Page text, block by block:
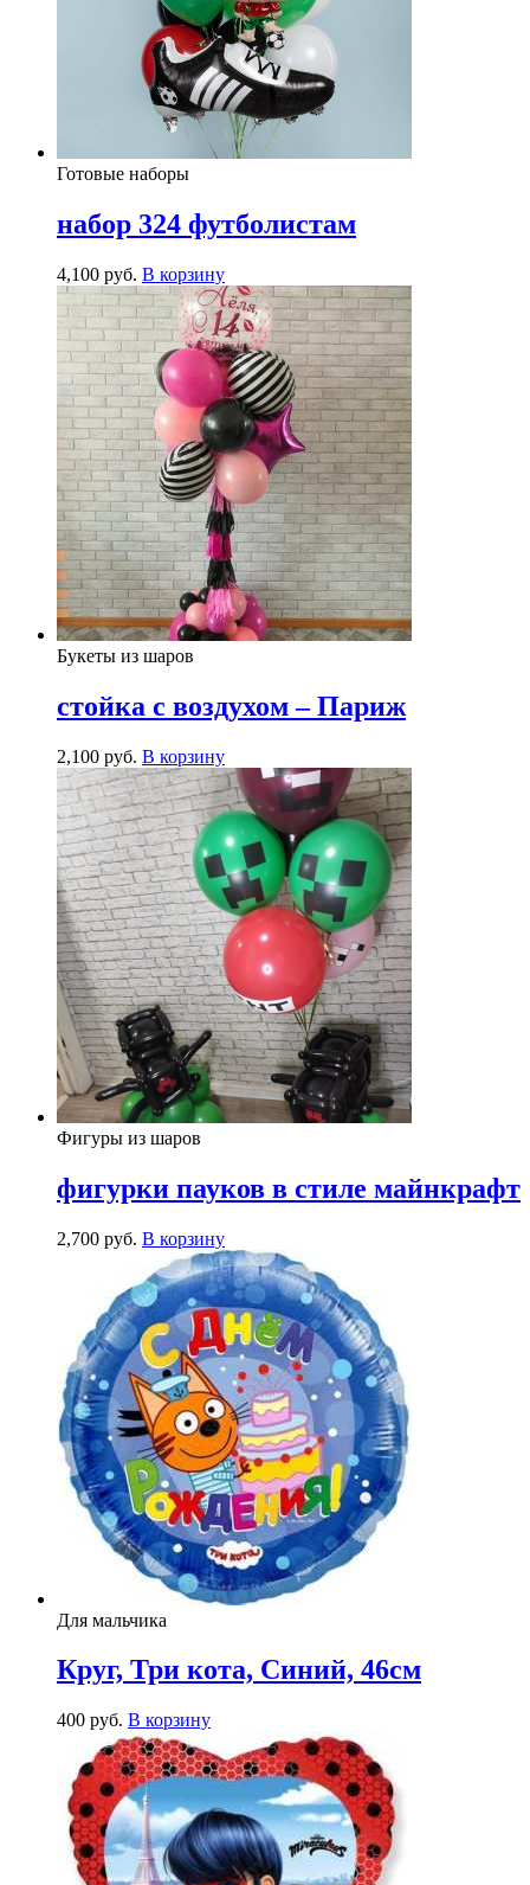
Готовые наборы
набор 324 футболистам
4,100 руб. В корзину
Букеты из шаров
стойка с воздухом – Париж
2,100 руб. В корзину
Фигуры из шаров
фигурки пауков в стиле майнкрафт
2,700 руб. В корзину
Для мальчика
Круг, Три кота, Синий, 46см
400 руб. В корзину